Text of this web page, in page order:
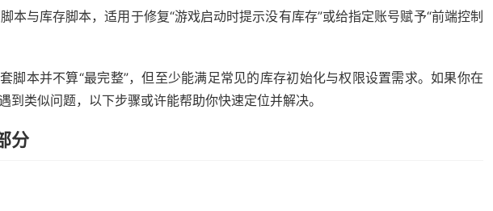
本与库存脚本，适用于修复“游戏启动时提示没有库存”或给指定账号赋予“前端控制
脚本并不算“最完整”，但至少能满足常见的库存初始化与权限设置需求。如果你在
到类似问题，以下步骤或许能帮助你快速定位并解决。
分